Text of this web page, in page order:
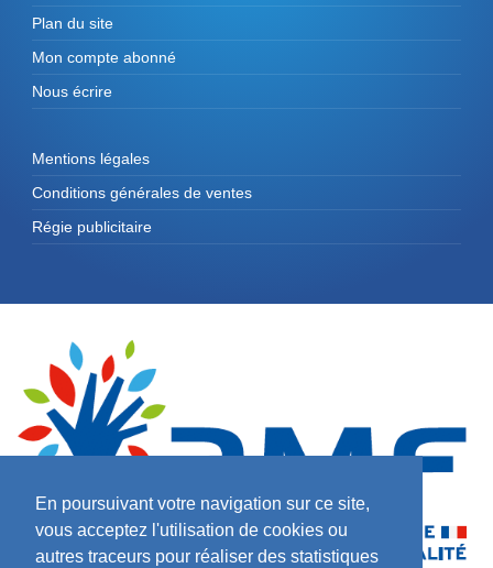
En poursuivant votre navigation sur ce site,
vous acceptez l'utilisation de cookies ou
autres traceurs pour réaliser des statistiques
Plan du site
Mon compte abonné
Nous écrire
Mentions légales
Conditions générales de ventes
Régie publicitaire